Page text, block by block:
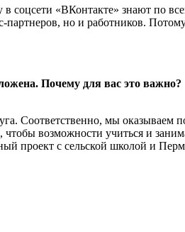
«ВКонтакте» знают по
но и работников.
Почему для вас это важно?
Соответственно, мы
возможности учиться и
проект с сельской школой и